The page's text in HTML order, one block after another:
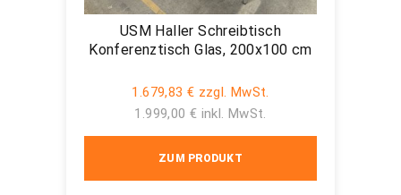
USM Haller Schreibtisch
Konferenztisch Glas, 200x100 cm
1.679,83 € zzgl. MwSt.
1.999,00 € inkl. MwSt.
ZUM PRODUKT